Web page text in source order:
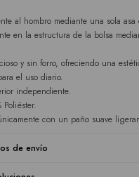
al hombro mediante una sola
en la estructura de la bolsa
y sin forro, ofreciendo una
el uso diario.
independiente.
Poliéster.
con un paño suave
de envío